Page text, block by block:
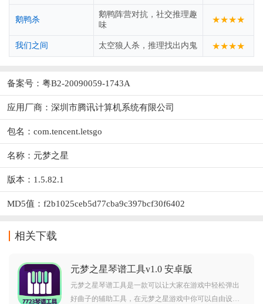
鹅鸭杀
鹅鸭阵营对抗，社交推理趣
味
★★★★
我们之间 太空狼人杀，推理找出内鬼 ★★★★
备案号：粤B2-20090059-1743A
应用厂商： 深圳市腾讯计算机系统有限公司
包名：com.tencent.letsgo
名称：元梦之星
版本：1.5.82.1
MD5值：f2b1025ceb5d77cba9c397bcf30f6402
相关下载
元梦之星琴谱工具v1.0 安卓版
元梦之星琴谱工具是一款可以让大家在游戏中轻松弹出
好曲子的辅助工具，在元梦之星游戏中你可以自由设置